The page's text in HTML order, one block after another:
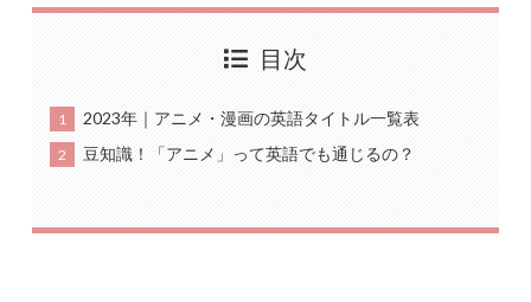
目次
1 2023年｜アニメ・漫画の英語タイトル一覧表
2 豆知識！「アニメ」って英語でも通じるの？